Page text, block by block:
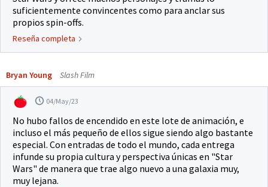
suficientemente convincentes como para anclar sus
propios spin-offs.
Reseña completa
Bryan Young Slash Film
04/May/23
No hubo fallos de encendido en este lote de animación, e
incluso el más pequeño de ellos sigue siendo algo bastante
especial. Con entradas de todo el mundo, cada entrega
infunde su propia cultura y perspectiva únicas en "Star
Wars" de manera que trae algo nuevo a una galaxia muy,
muy lejana.